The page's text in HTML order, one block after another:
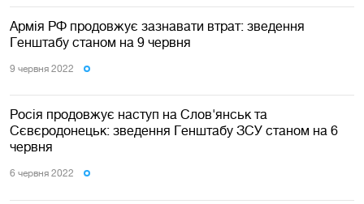
Армія РФ продовжує зазнавати втрат: зведення
Генштабу станом на 9 червня
9 червня 2022
Росія продовжує наступ на Слов'янськ та
Сєвєродонецьк: зведення Генштабу ЗСУ станом на 6
червня
6 червня 2022